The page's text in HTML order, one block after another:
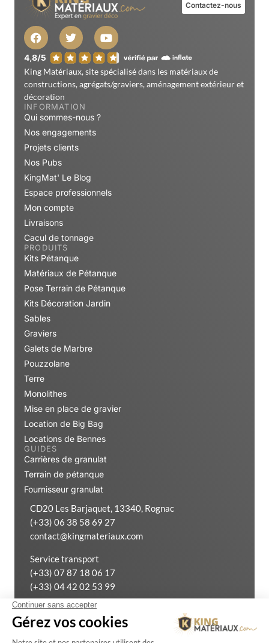
Contactez-nous
King Matériaux, site spécialisé dans les matériaux de
constructions, agrégats/graviers, aménagement extérieur et
décoration
INFORMATION
Qui sommes-nous ?
Nos engagements
Projets clients
Nos Pubs
KingMat' Le Blog
Espace professionnels
Mon compte
Livraisons
Cacul de tonnage
PRODUITS
Kits Pétanque
Matériaux de Pétanque
Pose Terrain de Pétanque
Kits Décoration Jardin
Sables
Graviers
Galets de Marbre
Pouzzolane
Terre
Monolithes
Mise en place de gravier
Location de Big Bag
Locations de Bennes
GUIDES
Carrières de granulat
Terrain de pétanque
Fournisseur granulat
CD20 Les Barjaquet, 13340, Rognac
(+33) 06 38 58 69 27
contact@kingmateriaux.com
Service transport
(+33) 07 87 18 06 17
(+33) 04 42 02 53 99
Exercer mon droit de rétractation